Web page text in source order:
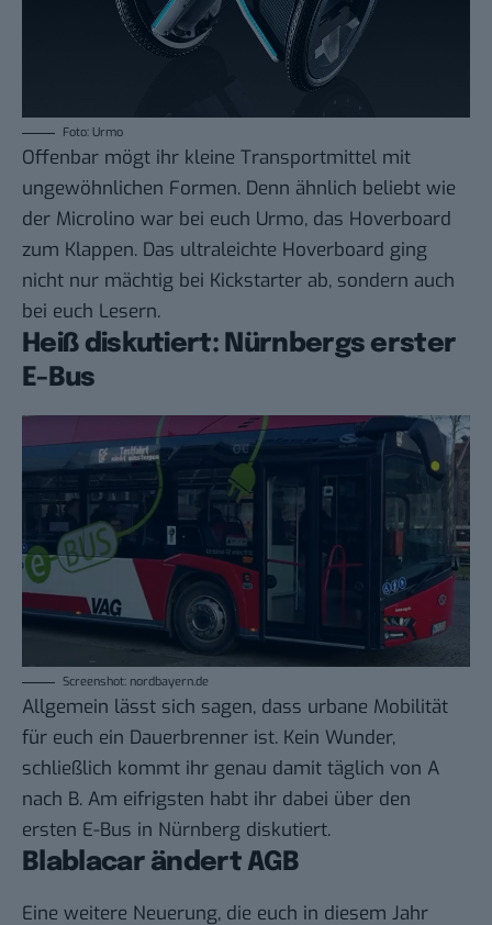
Foto: Urmo
Offenbar mögt ihr kleine Transportmittel mit
ungewöhnlichen Formen. Denn ähnlich beliebt wie
der Microlino war bei euch Urmo, das Hoverboard
zum Klappen. Das ultraleichte Hoverboard ging
nicht nur mächtig bei Kickstarter ab, sondern auch
bei euch Lesern.
Heiß diskutiert: Nürnbergs erster
E-Bus
Screenshot: nordbayern.de
Allgemein lässt sich sagen, dass urbane Mobilität
für euch ein Dauerbrenner ist. Kein Wunder,
schließlich kommt ihr genau damit täglich von A
nach B. Am eifrigsten habt ihr dabei über den
ersten E-Bus in Nürnberg diskutiert.
Blablacar ändert AGB
Eine weitere Neuerung, die euch in diesem Jahr